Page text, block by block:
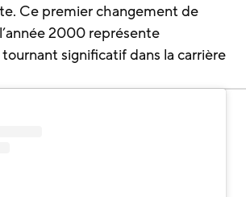
Ce premier changement de
2000 représente
significatif dans la carrière